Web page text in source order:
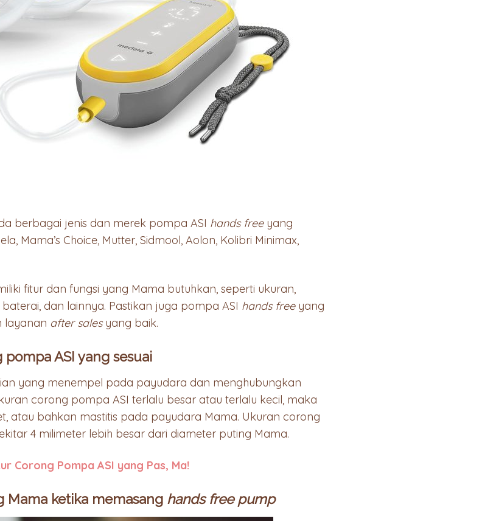
berbagai jenis dan merek pompa ASI hands freeyang
Mama’s Choice, Mutter, Sidmool, Aolon, Kolibri Minimax,
fitur dan fungsi yang Mama butuhkan, seperti ukuran,
dan lainnya. Pastikan juga pompa ASI hands freeyang
layanan after salesyang baik.
ASI yang sesuai
yang menempel pada payudara dan menghubungkan
corong pompa ASI terlalu besar atau terlalu kecil, maka
atau bahkan mastitis pada payudara Mama. Ukuran corong
4 milimeter lebih besar dari diameter puting Mama.
Corong Pompa ASI yang Pas, Ma!
Mama ketika memasang hands free pump